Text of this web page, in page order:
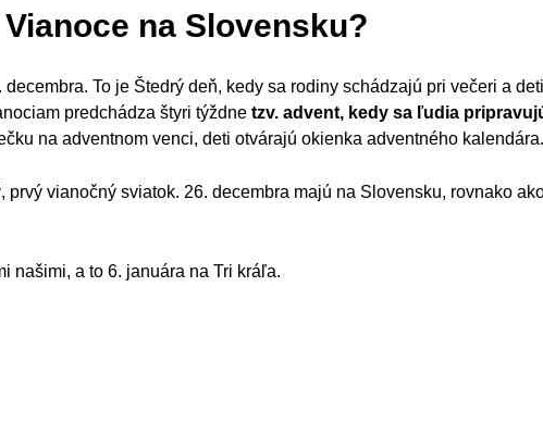
na Slovensku?
To je Štedrý deň, kedy sa rodiny schádzajú pri večeri a
predchádza štyri týždne tzv. advent, kedy sa ľudia
na adventnom venci, deti otvárajú okienka adventného kalendára.
prvý vianočný sviatok. 26. decembra majú na Slovensku, rovnako
našimi, a to 6. januára na Tri kráľa.